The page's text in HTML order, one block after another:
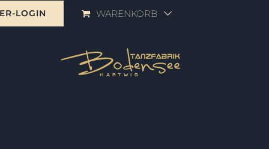
LOGIN WARENKORB